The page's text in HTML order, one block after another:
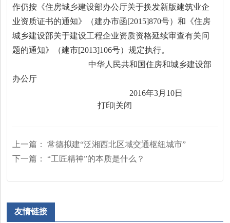
作仍按《住房城乡建设部办公厅关于换发新版建筑业企
业资质证书的通知》（建办市函[2015]870号）和《住房
城乡建设部关于建设工程企业资质资格延续审查有关问
题的通知》（建市[2013]106号）规定执行。
中华人民共和国住房和城乡建设部
办公厅
2016年3月10日
打印|关闭
上一篇：
常德拟建“泛湘西北区域交通枢纽城市”
下一篇：
“工匠精神”的本质是什么？
友情链接